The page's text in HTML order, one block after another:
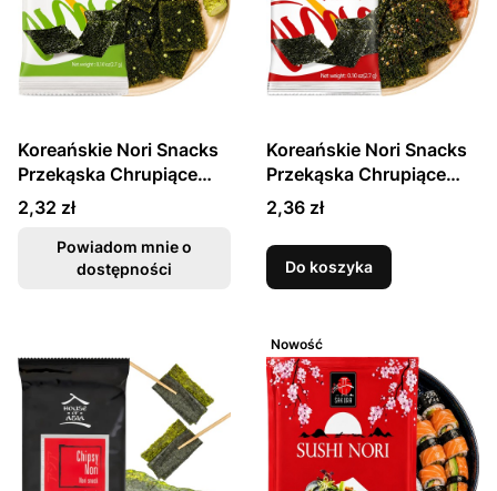
Koreańskie Nori Snacks
Przekąska Chrupiące
Wodorosty Prażone
Wasabi 2,7g DONGWON
Cena
2,32 zł
Powiadom mnie o
dostępności
Koreańskie Nori Snacks
Przekąska Chrupiące
Wodorosty Prażone
KimChi 2,7g DONGWON
Cena
2,36 zł
Do koszyka
Nowość